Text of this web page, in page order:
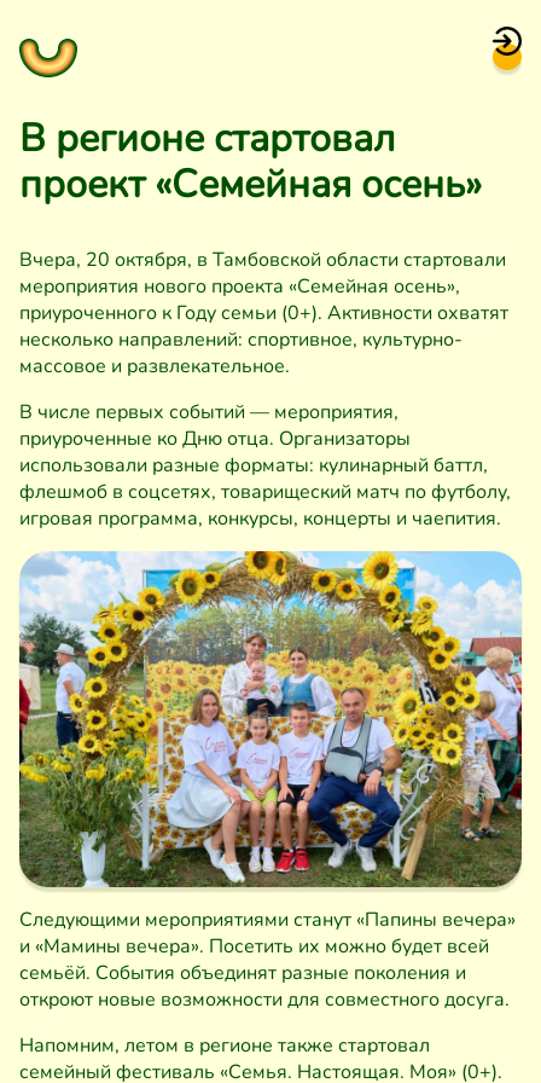
В регионе стартовал
проект «Семейная осень»
Вчера, 20 октября, в Тамбовской области стартовали
мероприятия нового проекта «Семейная осень»,
приуроченного к Году семьи (0+). Активности охватят
несколько направлений: спортивное, культурно-
массовое и развлекательное.
В числе первых событий — мероприятия,
приуроченные ко Дню отца. Организаторы
использовали разные форматы: кулинарный баттл,
флешмоб в соцсетях, товарищеский матч по футболу,
игровая программа, конкурсы, концерты и чаепития.
Следующими мероприятиями станут «Папины вечера»
и «Мамины вечера». Посетить их можно будет всей
семьёй. События объединят разные поколения и
откроют новые возможности для совместного досуга.
Напомним, летом в регионе также стартовал
семейный фестиваль «Семья. Настоящая. Моя» (0+).